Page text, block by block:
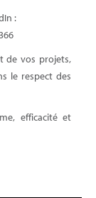
:
de vos projets,
le respect des
efficacité et